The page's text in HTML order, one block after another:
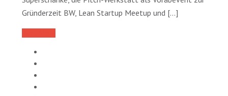
Gründerzeit BW, Lean Startup Meetup und [...]